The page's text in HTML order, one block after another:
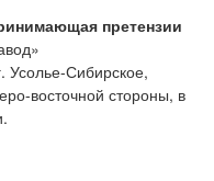
претензии
Усолье-Сибирское,
восточной стороны, в